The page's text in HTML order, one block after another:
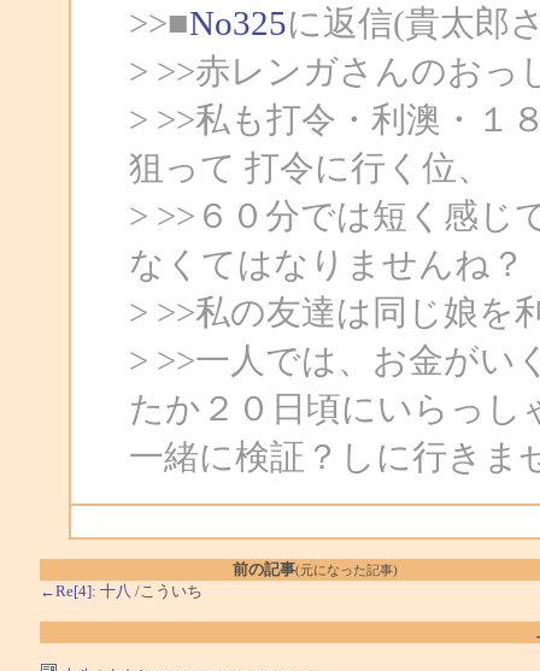
>>■No325に返信(貴太郎
> >>赤レンガさんのおっ
> >>私も打令・利澳・１
狙って 打令に行く位、
> >>６０分では短く感じ
なくてはなりませんね？
> >>私の友達は同じ娘を
> >>一人では、お金がい
たか２０日頃にいらっ
一緒に検証？しに行きま
前の記事(元になった記事)
←Re[4]: 十八 /こういち